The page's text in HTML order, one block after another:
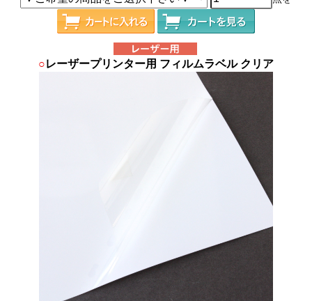
○レーザープリンター用 フィルムラベル クリア